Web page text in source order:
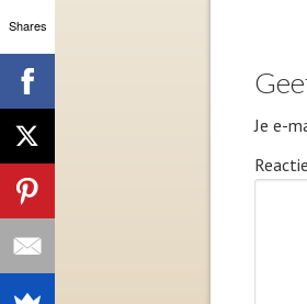
Je e-
Reactie
Shares